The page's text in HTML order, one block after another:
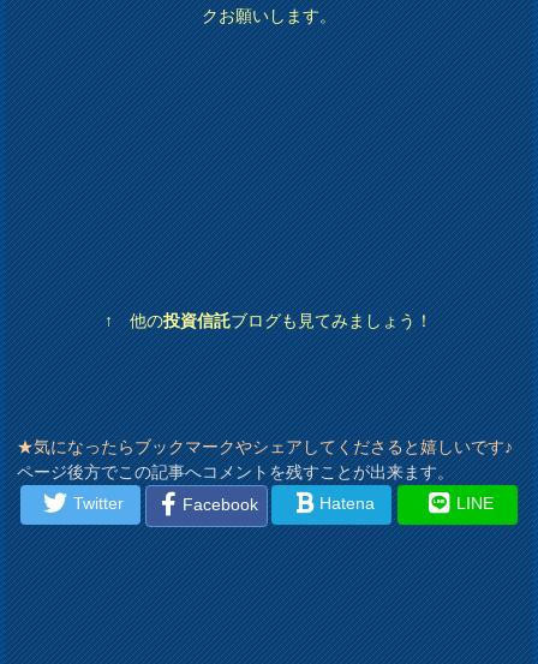
クお願いします。
↑ 他の投資信託ブログも見てみましょう！
★気になったらブックマークやシェアしてくださると嬉しいです♪
ページ後方でこの記事へコメントを残すことが出来ます。
Twitter
Facebook Hatena LINE